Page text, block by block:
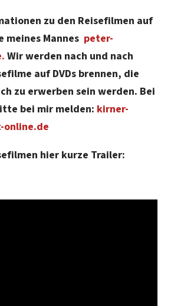
zu den Reisefilmen auf
meines Mannes peter-
Wir werden nach und nach
auf DVDs brennen, die
zu erwerben sein werden. Bei
bei mir melden: kirner-
online.de
hier kurze Trailer: